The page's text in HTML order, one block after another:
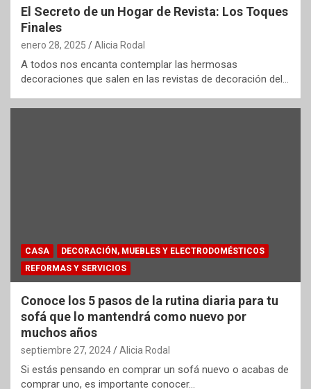
El Secreto de un Hogar de Revista: Los Toques
Finales
enero 28, 2025 Alicia Rodal
A todos nos encanta contemplar las hermosas
decoraciones que salen en las revistas de decoración del…
CASA
DECORACIÓN, MUEBLES Y ELECTRODOMÉSTICOS
REFORMAS Y SERVICIOS
Conoce los 5 pasos de la rutina diaria para tu
sofá que lo mantendrá como nuevo por
muchos años
septiembre 27, 2024 Alicia Rodal
Si estás pensando en comprar un sofá nuevo o acabas de
comprar uno, es importante conocer…